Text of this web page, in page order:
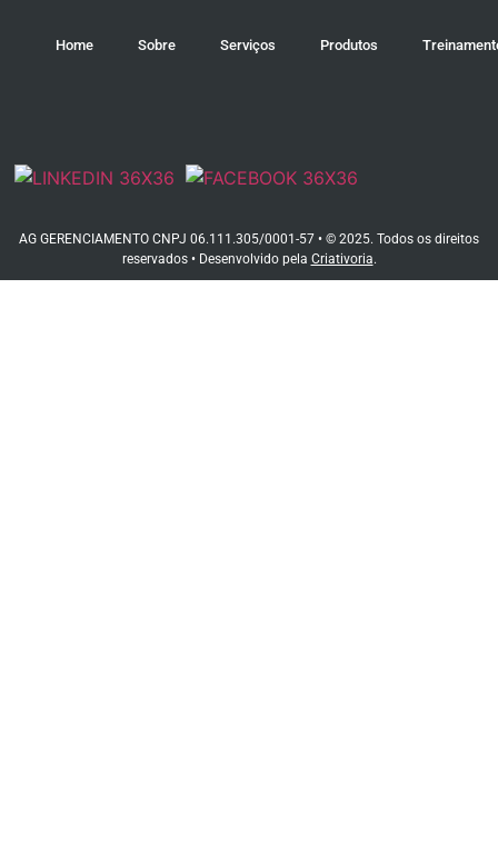
Home Sobre Serviços Produtos
AG GERENCIAMENTO CNPJ 06.111.305/0001-57 • © 2025. Todos os direitos
reservados • Desenvolvido pela Criativoria.